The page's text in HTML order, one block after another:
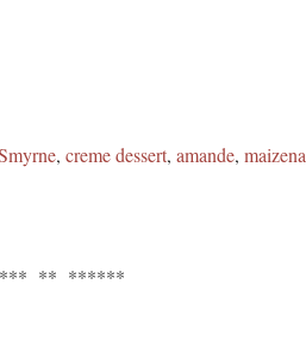
, creme dessert, amande, maizena
** ******